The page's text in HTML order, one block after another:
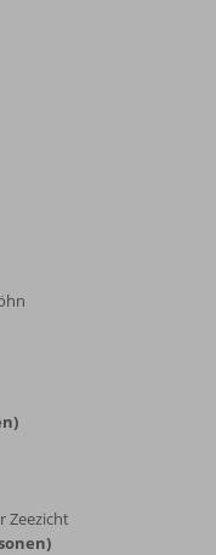
Zeezicht